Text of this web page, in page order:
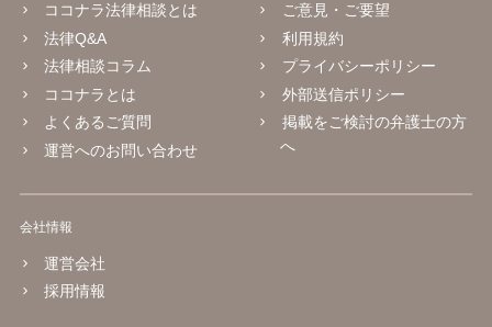
ココナラ法律相談とは
法律Q&A
法律相談コラム
ココナラとは
よくあるご質問
運営へのお問い合わせ
ご意見・ご要望
利用規約
プライバシーポリシー
外部送信ポリシー
掲載をご検討の弁護士の方
へ
会社情報
運営会社
採用情報